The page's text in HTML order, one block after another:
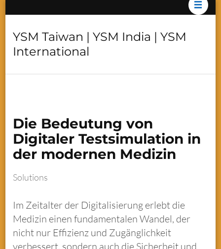
YSM Taiwan | YSM India | YSM
International
Die Bedeutung von
Digitaler Testsimulation in
der modernen Medizin
Solutions
Im Zeitalter der Digitalisierung erlebt die
Medizin einen fundamentalen Wandel, der
nicht nur Effizienz und Zugänglichkeit
verbessert, sondern auch die Sicherheit und